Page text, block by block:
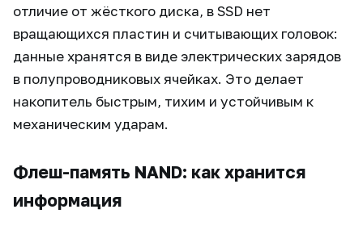
отличие от жёсткого диска, в SSD нет
вращающихся пластин и считывающих головок:
данные хранятся в виде электрических зарядов
в полупроводниковых ячейках. Это делает
накопитель быстрым, тихим и устойчивым к
механическим ударам.
Флеш-память NAND: как хранится
информация